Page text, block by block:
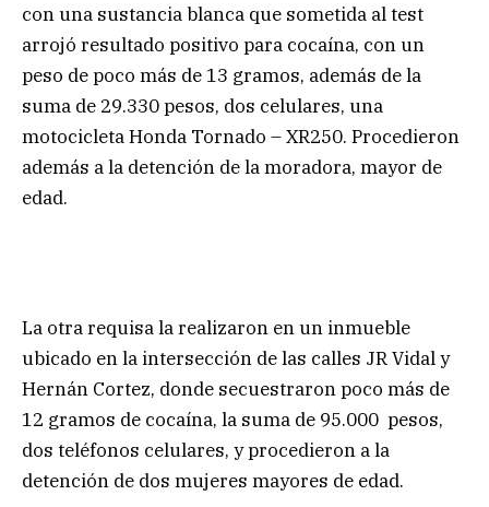
con una sustancia blanca que sometida al test
arrojó resultado positivo para cocaína, con un
peso de poco más de 13 gramos, además de la
suma de 29.330 pesos, dos celulares, una
motocicleta Honda Tornado – XR250. Procedieron
además a la detención de la moradora, mayor de
edad.
La otra requisa la realizaron en un inmueble
ubicado en la intersección de las calles JR Vidal y
Hernán Cortez, donde secuestraron poco más de
12 gramos de cocaína, la suma de 95.000 pesos,
dos teléfonos celulares, y procedieron a la
detención de dos mujeres mayores de edad.